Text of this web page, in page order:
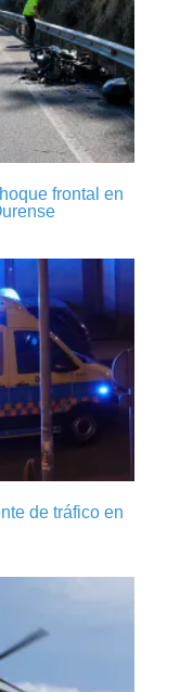
frontal en
de tráfico en